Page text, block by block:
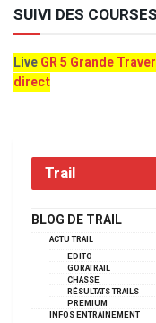
SUIVI DES
LiveGR 5 Grande
direct
Trail
BLOG DE TRAIL
ACTU TRAIL
EDITO
GORATRAIL
CHASSE
RÉSULTATS TRAILS
PREMIUM
INFOS ENTRAINEMENT